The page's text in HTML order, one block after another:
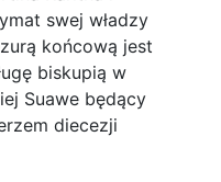
swej władzy
końcową jest
biskupią w
Suawe będący
diecezji